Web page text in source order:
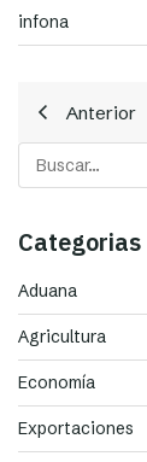
Categorias
Aduana
Agricultura
Economía
Exportaciones
infona
Anterior